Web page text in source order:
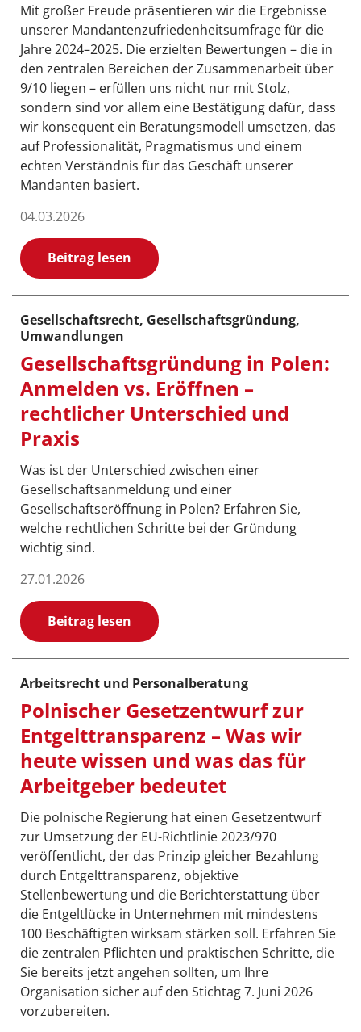
Mit großer Freude präsentieren wir die Ergebnisse
unserer Mandantenzufriedenheitsumfrage für die
Jahre 2024–2025. Die erzielten Bewertungen – die in
den zentralen Bereichen der Zusammenarbeit über
9/10 liegen – erfüllen uns nicht nur mit Stolz,
sondern sind vor allem eine Bestätigung dafür, dass
wir konsequent ein Beratungsmodell umsetzen, das
auf Professionalität, Pragmatismus und einem
echten Verständnis für das Geschäft unserer
Mandanten basiert.
04.03.2026
Beitrag lesen
Gesellschaftsrecht, Gesellschaftsgründung,
Umwandlungen
Gesellschaftsgründung in Polen:
Anmelden vs. Eröffnen –
rechtlicher Unterschied und
Praxis
Was ist der Unterschied zwischen einer
Gesellschaftsanmeldung und einer
Gesellschaftseröffnung in Polen? Erfahren Sie,
welche rechtlichen Schritte bei der Gründung
wichtig sind.
27.01.2026
Beitrag lesen
Arbeitsrecht und Personalberatung
Polnischer Gesetzentwurf zur
Entgelttransparenz – Was wir
heute wissen und was das für
Arbeitgeber bedeutet
Die polnische Regierung hat einen Gesetzentwurf
zur Umsetzung der EU-Richtlinie 2023/970
veröffentlicht, der das Prinzip gleicher Bezahlung
durch Entgelttransparenz, objektive
Stellenbewertung und die Berichterstattung über
die Entgeltlücke in Unternehmen mit mindestens
100 Beschäftigten wirksam stärken soll. Erfahren Sie
die zentralen Pflichten und praktischen Schritte, die
Sie bereits jetzt angehen sollten, um Ihre
Organisation sicher auf den Stichtag 7. Juni 2026
vorzubereiten.